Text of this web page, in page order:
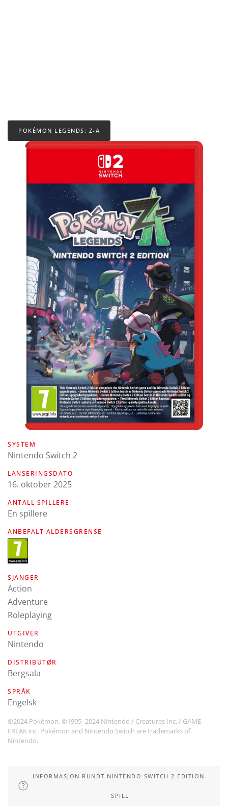
SYSTEM
Nintendo Switch 2
LANSERINGSDATO
16. oktober 2025
ANTALL SPILLERE
En spillere
ANBEFALT ALDERSGRENSE
SJANGER
Action
Adventure
Roleplaying
UTGIVER
Nintendo
DISTRIBUTØR
Bergsala
SPRÅK
engelsk
©2024 Pokémon. ©1995–2024 Nintendo / Creatures Inc. / GAME
FREAK inc. Pokémon and Nintendo Switch are trademarks of
Nintendo.
POKÉMON LEGENDS: Z-A
INFORMASJON RUNDT NINTENDO SWITCH 2 EDITION-
SPILL